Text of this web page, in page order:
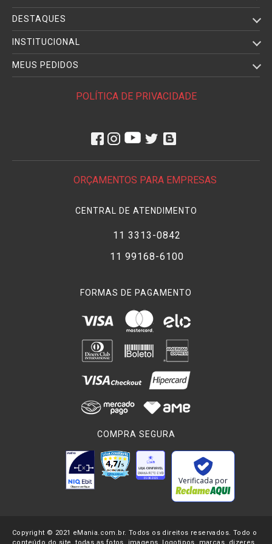
DESTAQUES
INSTITUCIONAL
MEUS PEDIDOS
POLÍTICA DE PRIVACIDADE
ORÇAMENTOS PARA EMPRESAS
CENTRAL DE ATENDIMENTO
11 3313-0842
11 99168-6100
FORMAS DE PAGAMENTO
COMPRA SEGURA
Verificada por
Copyright © 2021 eMania.com.br. Todos os direitos reservados. Todo o
conteúdo do site, todas as fotos, imagens, logotipos, marcas, dizeres,